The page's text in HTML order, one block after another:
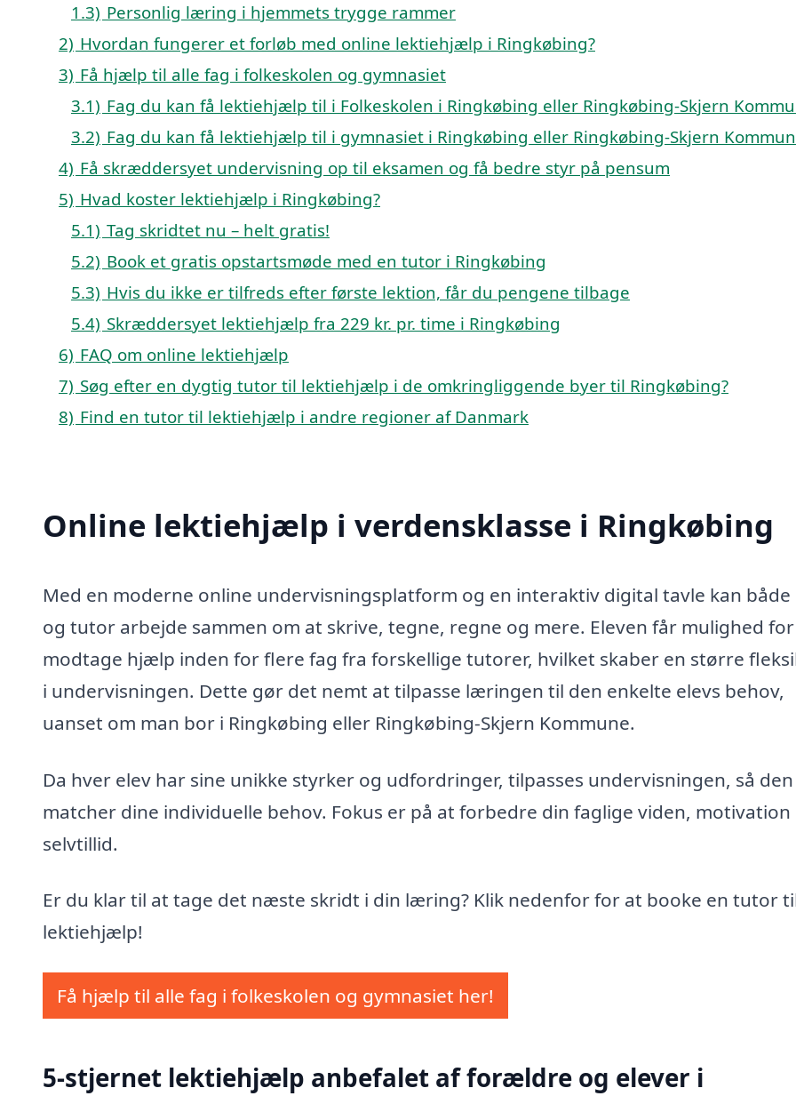
1.3) Personlig læring i hjemmets trygge rammer
2) Hvordan fungerer et forløb med online lektiehjælp i Ringkøbing?
3) Få hjælp til alle fag i folkeskolen og gymnasiet
3.1) Fag du kan få lektiehjælp til i Folkeskolen i Ringkøbing eller Ringkøbing-Skjern
3.2) Fag du kan få lektiehjælp til i gymnasiet i Ringkøbing eller Ringkøbing-Skjern
4) Få skræddersyet undervisning op til eksamen og få bedre styr på pensum
5) Hvad koster lektiehjælp i Ringkøbing?
5.1) Tag skridtet nu – helt gratis!
5.2) Book et gratis opstartsmøde med en tutor i Ringkøbing
5.3) Hvis du ikke er tilfreds efter første lektion, får du pengene tilbage
5.4) Skræddersyet lektiehjælp fra 229 kr. pr. time i Ringkøbing
6) FAQ om online lektiehjælp
7) Søg efter en dygtig tutor til lektiehjælp i de omkringliggende byer til Ringkøbing?
8) Find en tutor til lektiehjælp i andre regioner af Danmark
Online lektiehjælp i verdensklasse i Ringkøbing
Med en moderne online undervisningsplatform og en interaktiv digital tavle kan både
og tutor arbejde sammen om at skrive, tegne, regne og mere. Eleven får mulighed
modtage hjælp inden for flere fag fra forskellige tutorer, hvilket skaber en større
i undervisningen. Dette gør det nemt at tilpasse læringen til den enkelte elevs behov,
uanset om man bor i Ringkøbing eller Ringkøbing-Skjern Kommune.
Da hver elev har sine unikke styrker og udfordringer, tilpasses undervisningen, så den
matcher dine individuelle behov. Fokus er på at forbedre din faglige viden, motivation
selvtillid.
Er du klar til at tage det næste skridt i din læring? Klik nedenfor for at booke en tutor
lektiehjælp!
Få hjælp til alle fag i folkeskolen og gymnasiet her!
5-stjernet lektiehjælp anbefalet af forældre og elever i